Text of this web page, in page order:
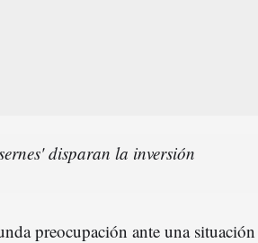
disparan la inversión
preocupación ante una situación